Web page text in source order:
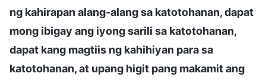
ng kahirapan alang-alang sa katotohanan, dapat
mong ibigay ang iyong sarili sa katotohanan,
dapat kang magtiis ng kahihiyan para sa
katotohanan, at upang higit pang makamit ang